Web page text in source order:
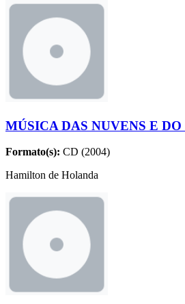
MÚSICA DAS NUVENS E
Formato(s): CD (2004)
Hamilton de Holanda